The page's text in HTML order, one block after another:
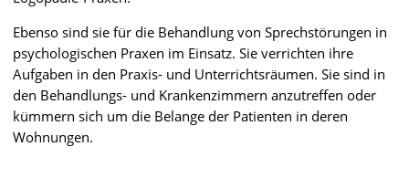
Ebenso sind sie für die Behandlung von Sprechstörungen in
psychologischen Praxen im Einsatz. Sie verrichten ihre
Aufgaben in den Praxis- und Unterrichtsräumen. Sie sind in
den Behandlungs- und Krankenzimmern anzutreffen oder
kümmern sich um die Belange der Patienten in deren
Wohnungen.